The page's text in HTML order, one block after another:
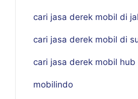
cari jasa derek mobil di
cari jasa derek mobil di
cari jasa derek mobil hub
mobilindo